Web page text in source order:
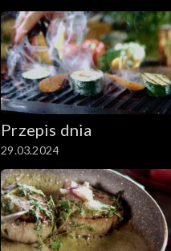
Przepis dnia
29.03.2024